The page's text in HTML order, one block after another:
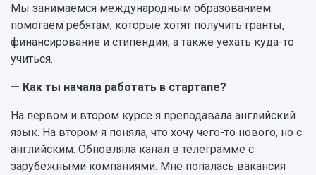
Мы занимаемся международным образованием:
помогаем ребятам, которые хотят получить гранты,
финансирование и стипендии, а также уехать куда-то
учиться.
— Как ты начала работать в стартапе?
На первом и втором курсе я преподавала английский
язык. На втором я поняла, что хочу чего-то нового, но с
английским. Обновляла канал в телеграмме с
зарубежными компаниями. Мне попалась вакансия